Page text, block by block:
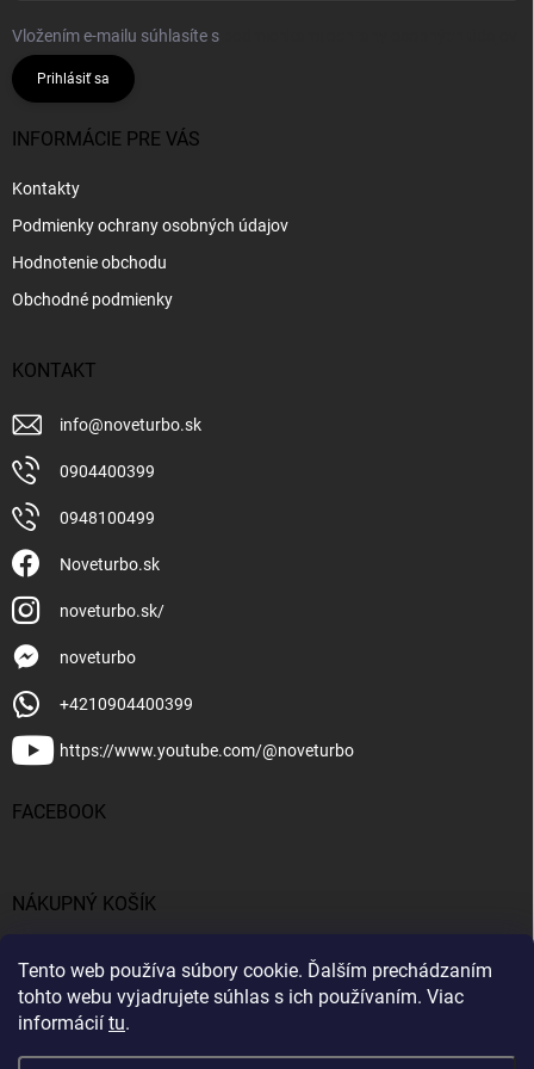
Tento web používa súbory cookie. Ďalším prechádzaním
tohto webu vyjadrujete súhlas s ich používaním. Viac
informácií tu.
Vložením e-mailu súhlasíte s
Prihlásiť sa
INFORMÁCIE PRE VÁS
Kontakty
Podmienky ochrany osobných údajov
Hodnotenie obchodu
Obchodné podmienky
KONTAKT
info@noveturbo.sk
0904400399
0948100499
Noveturbo.sk
noveturbo.sk/
noveturbo
+4210904400399
https://www.youtube.com/@noveturbo
FACEBOOK
NÁKUPNÝ KOŠÍK
€0